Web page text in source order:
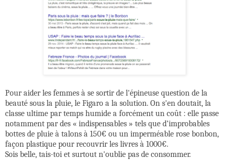
Pour aider les femmes à se sortir de l'épineuse question de la
beauté sous la pluie, le Figaro a la solution. On s'en doutait, la
classe ultime par temps humide a forcément un coût : elle passe
notamment par des « indispensables » tels que d’improbables
bottes de pluie à talons à 150€ ou un imperméable rose bonbon,
façon plastique pour recouvrir les livres à 1000€.
Sois belle, tais-toi et surtout n'oublie pas de consommer.